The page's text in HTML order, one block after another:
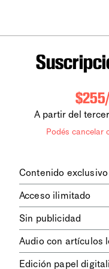
A partir del
Podés cancelar
Contenido exclusivo
digitales dela diaria
los contenidos de
diplomatique.
Acceso ilimitado
contenidos.
Sin publicidad
publicitarios.
Audio con artículos
Edición papel